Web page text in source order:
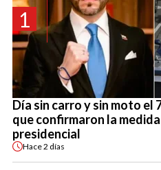
1
Día sin carro y sin moto el
que confirmaron la
presidencial
Hace2 días